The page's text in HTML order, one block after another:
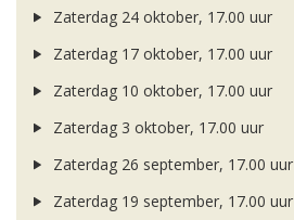
Zaterdag 24 oktober, 17.00 uur
Zaterdag 17 oktober, 17.00 uur
Zaterdag 10 oktober, 17.00 uur
Zaterdag 3 oktober, 17.00 uur
Zaterdag 26 september, 17.00 uur
Zaterdag 19 september, 17.00 uur